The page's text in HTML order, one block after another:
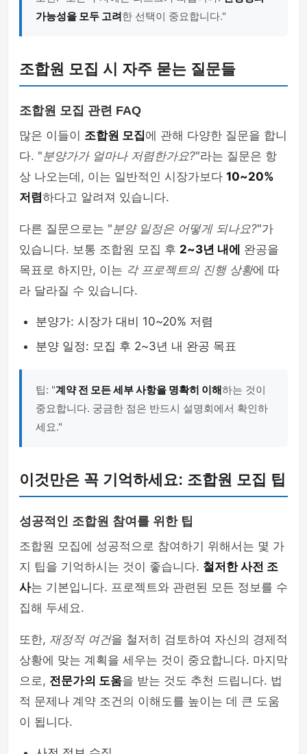
가능성을 모두 고려한 선택이 중요합니다."
조합원 모집 시 자주 묻는 질문들
조합원 모집 관련 FAQ
많은 이들이 조합원 모집에 관해 다양한 질문을 합니
다. "분양가가 얼마나 저렴한가요?"라는 질문은 항
상 나오는데, 이는 일반적인 시장가보다 10~20%
저렴하다고 알려져 있습니다.
다른 질문으로는 "분양 일정은 어떻게 되나요?"가
있습니다. 보통 조합원 모집 후 2~3년 내에 완공을
목표로 하지만, 이는 각 프로젝트의 진행 상황에 따
라 달라질 수 있습니다.
분양가: 시장가 대비 10~20% 저렴
분양 일정: 모집 후 2~3년 내 완공 목표
팁: "계약 전 모든 세부 사항을 명확히 이해하는 것이
중요합니다. 궁금한 점은 반드시 설명회에서 확인하
세요."
이것만은 꼭 기억하세요: 조합원 모집 팁
성공적인 조합원 참여를 위한 팁
조합원 모집에 성공적으로 참여하기 위해서는 몇 가
지 팁을 기억하시는 것이 좋습니다. 철저한 사전 조
사는 기본입니다. 프로젝트와 관련된 모든 정보를 수
집해 두세요.
또한, 재정적 여건을 철저히 검토하여 자신의 경제적
상황에 맞는 계획을 세우는 것이 중요합니다. 마지막
으로, 전문가의 도움을 받는 것도 추천 드립니다. 법
적 문제나 계약 조건의 이해도를 높이는 데 큰 도움
이 됩니다.